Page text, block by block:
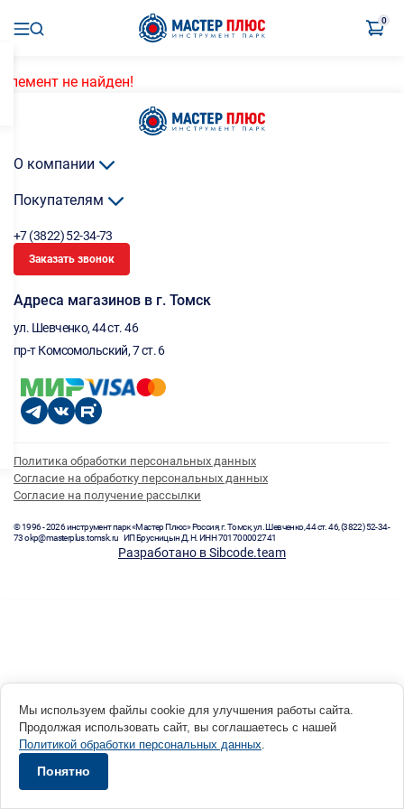
0
Элемент не найден!
О компании
Покупателям
+7 (3822) 52-34-73
Заказать звонок
Адреса магазинов в г. Томск
ул. Шевченко, 44 ст. 46
пр-т Комсомольский, 7 ст. 6
Политика обработки персональных данных
Согласие на обработку персональных данных
Согласие на получение рассылки
© 1996 - 2026 инструмент парк «Мастер Плюс» Россия, г. Томск, ул. Шевченко, 44 ст. 46, (3822) 52-34-
73 okp@masterplus.tomsk.ru ИП Брусницын Д.Н. ИНН 701700002741
Разработано в Sibcode.team
Мы используем файлы cookie для улучшения работы сайта.
Продолжая использовать сайт, вы соглашаетесь с нашей
Политикой обработки персональных данных.
Понятно